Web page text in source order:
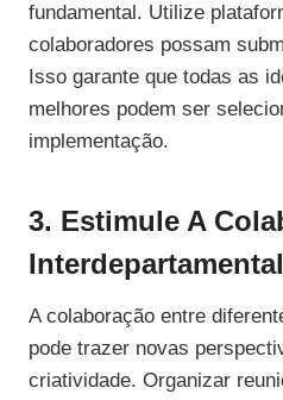
fundamental. Utilize
colaboradores possam
Isso garante que todas as
melhores podem ser
implementação.
3. Estimule A
Interdepartamental
A colaboração entre
pode trazer novas
criatividade. Organizar